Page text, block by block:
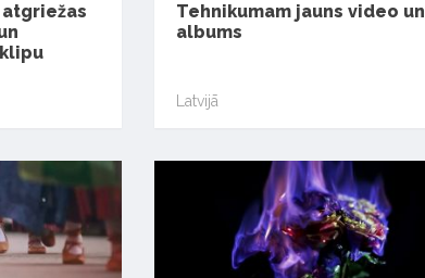
atgriežas
Tehnikumam jauns video un
albums
Latvijā